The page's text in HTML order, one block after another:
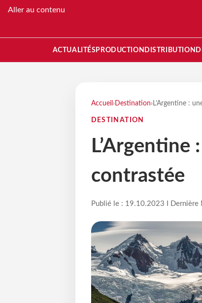
Aller au contenu
ACTUALITÉS PRODUCTION DISTRIBUTION
Accueil › Destination› L’Argentine :
DESTINATION
contrastée
Publié le : 19.10.2023 I